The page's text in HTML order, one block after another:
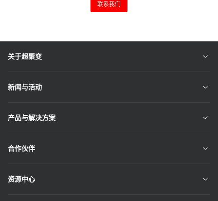
联系我们
关于超聚变
新闻与活动
产品与解决方案
合作伙伴
资源中心